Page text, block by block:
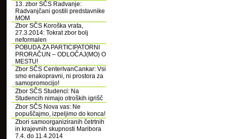
13. zbor SČS Radvanje:
Radvanjčani gostili predstavnike
MOM
Zbor SČS Koroška vrata,
27.3.2014: Tokrat zbor bolj
neformalen
POBUDA ZA PARTICIPATORNI
PRORAČUN – ODLOČAJ(MO) O
MESTU!
Zbor SČS CenterIvanCankar: Vsi
smo enakopravni, ni prostora za
samopromocijo!
Zbor SČS Studenci: Na
Studencih nimajo otroških igrišč
Zbor SČS Nova vas: Ne
popuščajmo, izpeljimo do konca!
Zbori samoorganiziranih četrtnih
in krajevnih skupnosti Maribora
7.4. do 11.4.2014